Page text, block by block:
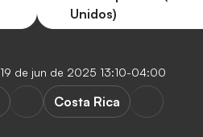
Unidos)
19 de jun de 2025 13:10-04:00
Costa Rica